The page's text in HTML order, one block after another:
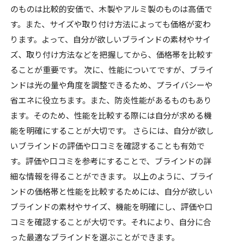
のものは比較的安価で、木製やアルミ製のものは高価で
す。また、サイズや取り付け方法によっても価格が変わ
ります。よって、自分が欲しいブラインドの素材やサイ
ズ、取り付け方法などを把握してから、価格帯を比較す
ることが重要です。 次に、性能についてですが、ブライ
ンドは光の量や角度を調整できるため、プライバシーや
省エネに役立ちます。また、防炎性能があるものもあり
ます。そのため、性能を比較する際には自分が求める機
能を明確にすることが大切です。 さらには、自分が欲し
いブラインドの評価や口コミを確認することも有効で
す。評価や口コミを参考にすることで、ブラインドの詳
細な情報を得ることができます。 以上のように、ブライ
ンドの価格帯と性能を比較するためには、自分が欲しい
ブラインドの素材やサイズ、機能を明確にし、評価や口
コミを確認することが大切です。それにより、自分に合
った最適なブラインドを選ぶことができます。